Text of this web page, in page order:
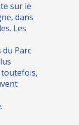
sur le
dans
Les
Parc
toutefois,